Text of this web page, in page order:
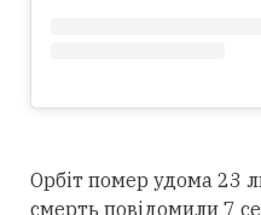
Орбіт помер удома 23
смерть повідомили 7